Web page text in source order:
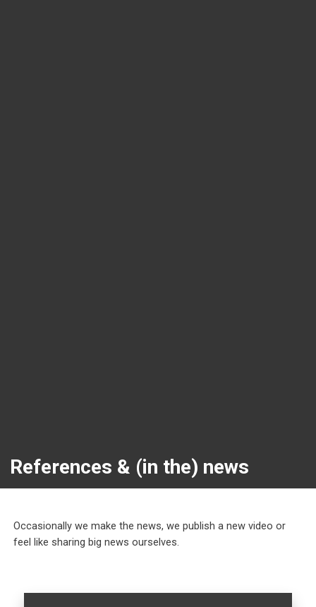
References & (in the) news
Occasionally we make the news, we publish a new video or
feel like sharing big news ourselves.